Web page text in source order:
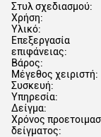
Στυλ σχεδιασμού:
Χρήση:
Υλικό:
Επεξεργασία
επιφάνειας:
Βάρος:
Μέγεθος χειριστή:
Συσκευή:
Υπηρεσία:
Δείγμα:
Χρόνος
δείγματος: